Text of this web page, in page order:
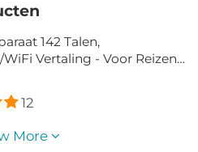
142 Talen,
Vertaling - Voor Reizen
- Kentfaith
12
More